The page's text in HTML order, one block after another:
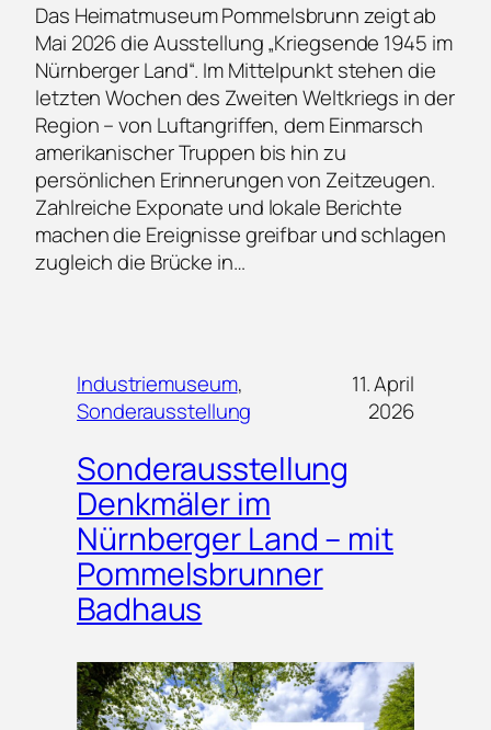
Das Heimatmuseum Pommelsbrunn zeigt ab
Mai 2026 die Ausstellung „Kriegsende 1945 im
Nürnberger Land“. Im Mittelpunkt stehen die
letzten Wochen des Zweiten Weltkriegs in der
Region – von Luftangriffen, dem Einmarsch
amerikanischer Truppen bis hin zu
persönlichen Erinnerungen von Zeitzeugen.
Zahlreiche Exponate und lokale Berichte
machen die Ereignisse greifbar und schlagen
zugleich die Brücke in…
Industriemuseum
Sonderausstellung
11. April
2026
Sonderausstellung
Denkmäler im
Nürnberger Land – mit
Pommelsbrunner
Badhaus